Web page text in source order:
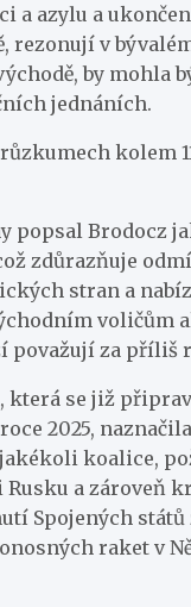
a azylu a
rezonují v
by mohla
jednáních.
kolem
popsal Brodocz
zdůrazňuje
stran a
voličům
považují za příliš
která se již
2025,
koalice,
Rusku a zároveň
Spojených
raket v